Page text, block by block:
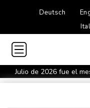
Deutsch
Julio de 2026 fue el
empatado con el de